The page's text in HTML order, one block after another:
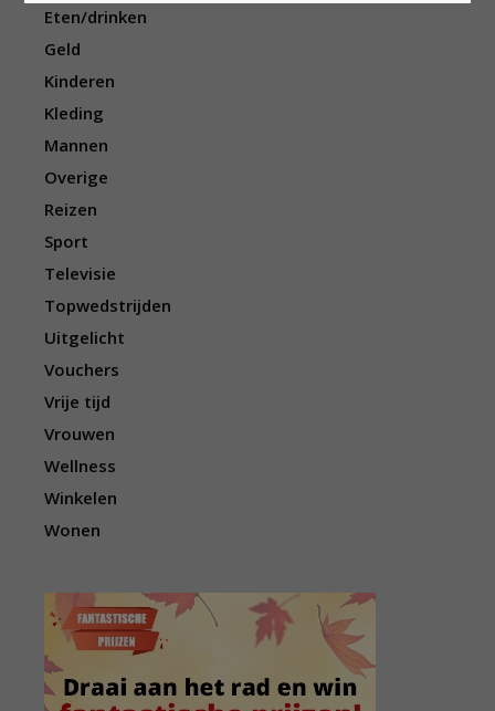
Eten/drinken
Geld
Kinderen
Kleding
Mannen
Overige
Reizen
Sport
Televisie
Topwedstrijden
Uitgelicht
Vouchers
Vrije tijd
Vrouwen
Wellness
Winkelen
Wonen